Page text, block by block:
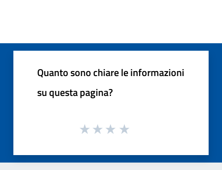
Quanto sono chiare le informazioni
su questa pagina?